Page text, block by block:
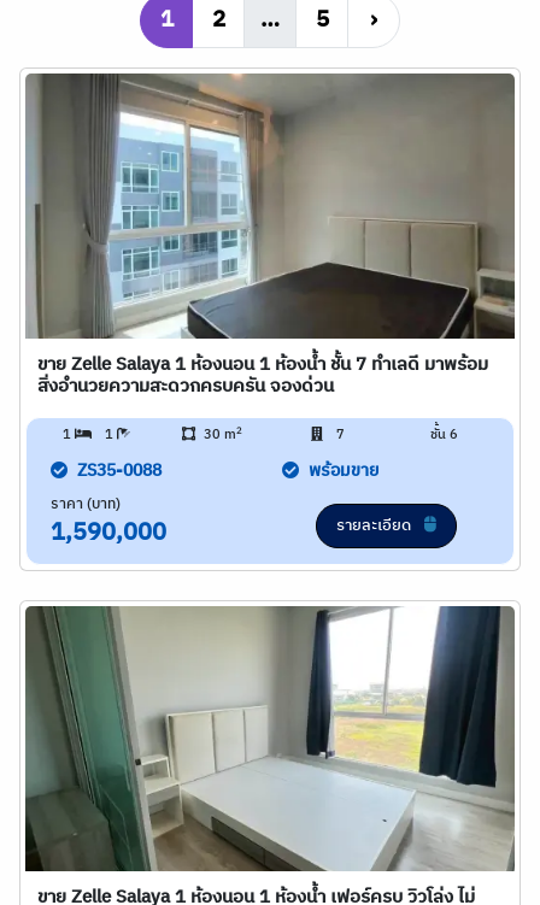
1 2 … 5 ›
ขาย Zelle Salaya 1 ห้องนอน 1 ห้องน้ำ ชั้น 7 ทำเลดี มาพร้อม
สิ่งอำนวยความสะดวกครบครัน จองด่วน
1 1 30 m2 7 ชั้น 6
ZS35-0088 พร้อมขาย
ราคา (บาท)
1,590,000 รายละเอียด
ขาย Zelle Salaya 1 ห้องนอน 1 ห้องน้ำ เฟอร์ครบ วิวโล่ง ไม่